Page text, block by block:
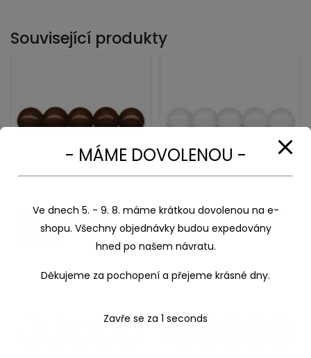
Související produkty
Korálky dřevěné lakované
hnědá 6mm/ 120 ks
Korálky dřevěné lakované
bílá 10mm/ 56 ks
29,00
Kč
- MÁME DOVOLENOU -
Ve dnech 5. - 9. 8. máme krátkou dovolenou na e-
shopu. Všechny objednávky budou expedovány
hned po našem návratu.
Děkujeme za pochopení a přejeme krásné dny.
Zavře se za 1 seconds